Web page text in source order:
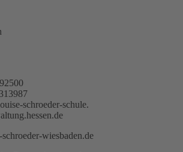
schroeder-schule.
wiesbaden.de